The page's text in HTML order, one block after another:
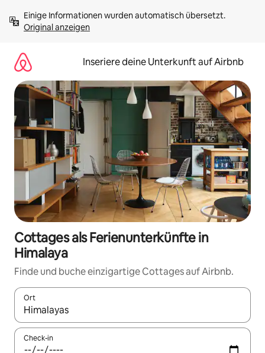
Inhalten
springenOriginal anzeigen
Inseriere deine Unterkunft auf Airbnb
Cottages als Ferienunterkünfte in
Himalaya
Finde und buche einzigartige Cottages auf Airbnb.
Ort
Wenn Ergebnisse verfügbar sind, navigiere mit den
Check-in